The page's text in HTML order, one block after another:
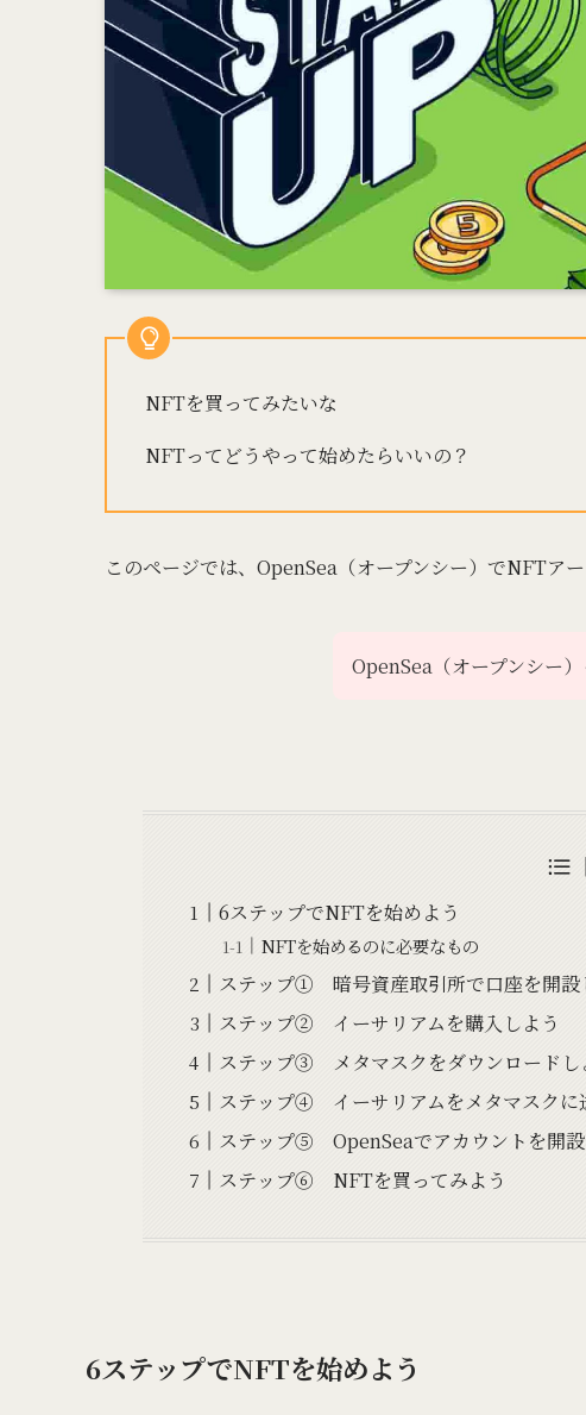
NFTを買ってみたいな
NFTってどうやって始めたらいいの？
このページでは、OpenSea（オープンシー）でNFTア
OpenSea（オープンシー
6ステップでNFTを始めよう
NFTを始めるのに必要なもの
ステップ① 暗号資産取引所で口座を開設
ステップ② イーサリアムを購入しよう
ステップ③ メタマスクをダウンロードし
ステップ④ イーサリアムをメタマスクに
ステップ⑤ OpenSeaでアカウントを開設
ステップ⑥ NFTを買ってみよう
6ステップでNFTを始めよう